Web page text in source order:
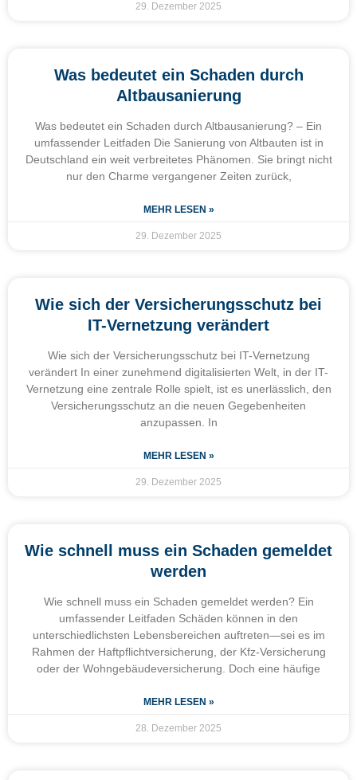
29. Dezember 2025
Was bedeutet ein Schaden durch
Altbausanierung
Was bedeutet ein Schaden durch Altbausanierung? – Ein
umfassender Leitfaden Die Sanierung von Altbauten ist in
Deutschland ein weit verbreitetes Phänomen. Sie bringt nicht
nur den Charme vergangener Zeiten zurück,
MEHR LESEN »
29. Dezember 2025
Wie sich der Versicherungsschutz bei
IT-Vernetzung verändert
Wie sich der Versicherungsschutz bei IT-Vernetzung
verändert In einer zunehmend digitalisierten Welt, in der IT-
Vernetzung eine zentrale Rolle spielt, ist es unerlässlich, den
Versicherungsschutz an die neuen Gegebenheiten
anzupassen. In
MEHR LESEN »
29. Dezember 2025
Wie schnell muss ein Schaden gemeldet
werden
Wie schnell muss ein Schaden gemeldet werden? Ein
umfassender Leitfaden Schäden können in den
unterschiedlichsten Lebensbereichen auftreten—sei es im
Rahmen der Haftpflichtversicherung, der Kfz-Versicherung
oder der Wohngebäudeversicherung. Doch eine häufige
MEHR LESEN »
28. Dezember 2025